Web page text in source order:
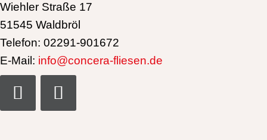
Wiehler Straße 17
51545 Waldbröl
Telefon: 02291-901672
E-Mail: info@concera-fliesen.de